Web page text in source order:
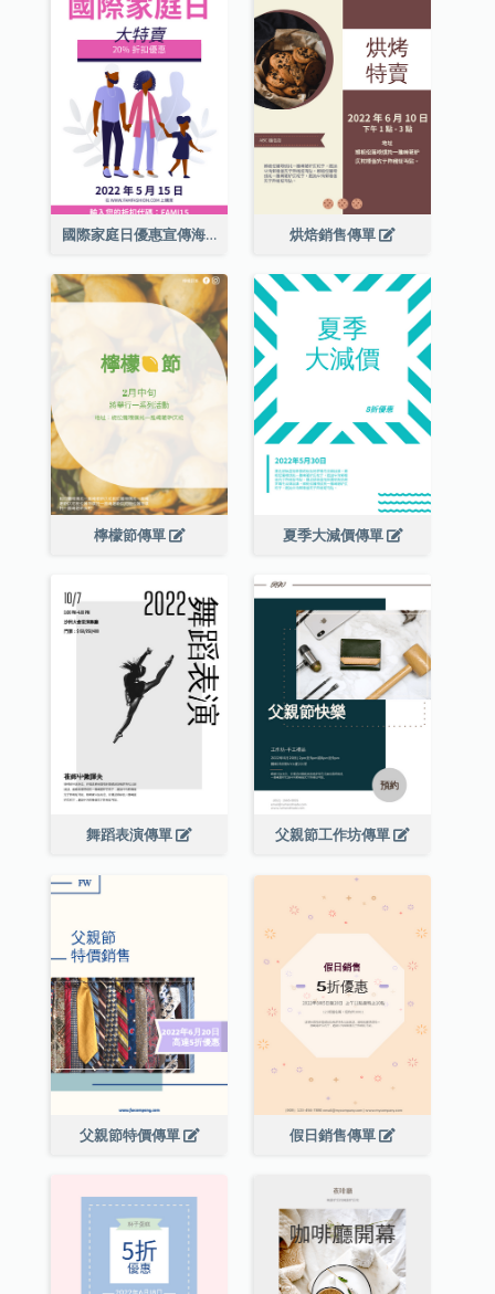
國際家庭日優惠宣傳海報 烘焙銷售傳單
檸檬節傳單 夏季大減價傳單
舞蹈表演傳單 父親節工作坊傳單
父親節特價傳單 假日銷售傳單